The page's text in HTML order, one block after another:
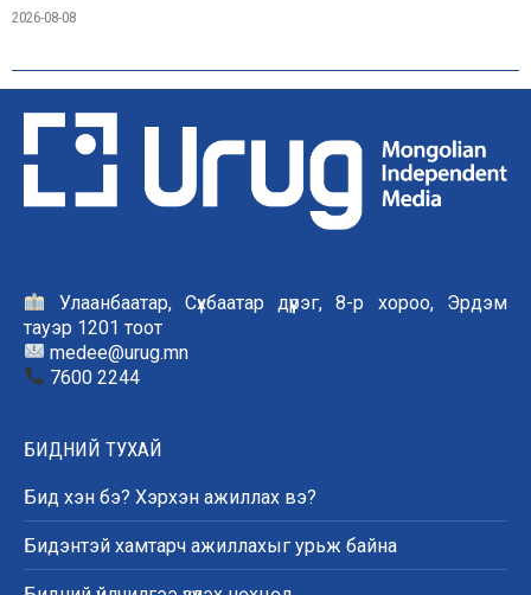
2026-08-08
Улаанбаатар, Сүхбаатар дүүрэг, 8-р хороо, Эрдэм
тауэр 1201 тоот
medee@urug.mn
7600 2244
БИДНИЙ ТУХАЙ
Бид хэн бэ? Хэрхэн ажиллах вэ?
Бидэнтэй хамтарч ажиллахыг урьж байна